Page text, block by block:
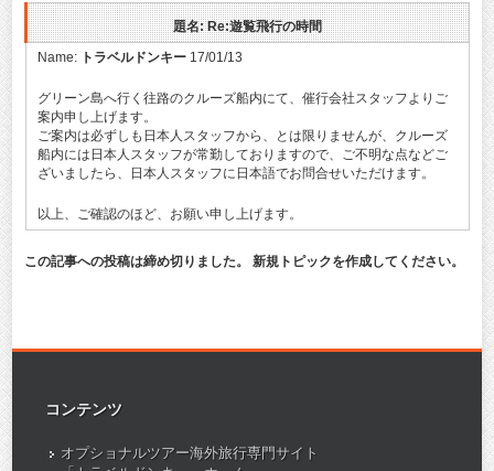
題名: Re:遊覧飛行の時間
Name:
トラベルドンキー17/01/13
グリーン島へ行く往路のクルーズ船内にて、催行会社スタッフよりご
案内申し上げます。
ご案内は必ずしも日本人スタッフから、とは限りませんが、クルーズ
船内には日本人スタッフが常勤しておりますので、ご不明な点などご
ざいましたら、日本人スタッフに日本語でお問合せいただけます。
以上、ご確認のほど、お願い申し上げます。
この記事への投稿は締め切りました。 新規トピックを作成してください。
コンテンツ
オプショナルツアー海外旅行専門サイト